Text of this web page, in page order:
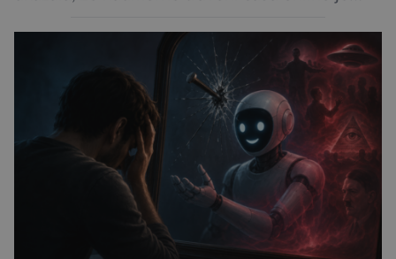
vede k zanedbávání dalších aktivit. Zúčastnilo
se jí 900 dospělých Němců, kteří uvedli, že se v
posledním roce alespoň jednou zapojili do hraní
her, sledování pornografie, sledování sociálních
sítí […]